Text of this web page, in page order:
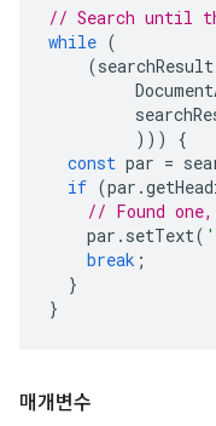
// Search until
while (
(searchResult
)))
{
const par =
if (par .
// Found
par . setText(
break ;
}
}
매개변수